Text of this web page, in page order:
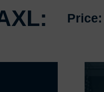
Price: